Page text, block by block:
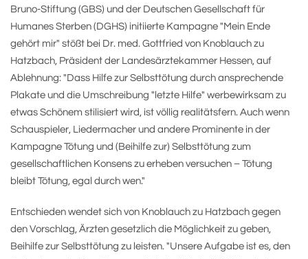
Bruno-Stiftung (GBS) und der Deutschen Gesellschaft für
Humanes Sterben (DGHS) initiierte Kampagne "Mein Ende
gehört mir" stößt bei Dr. med. Gottfried von Knoblauch zu
Hatzbach, Präsident der Landesärztekammer Hessen, auf
Ablehnung: "Dass Hilfe zur Selbsttötung durch ansprechende
Plakate und die Umschreibung "letzte Hilfe" werbewirksam zu
etwas Schönem stilisiert wird, ist völlig realitätsfern. Auch wenn
Schauspieler, Liedermacher und andere Prominente in der
Kampagne Tötung und (Beihilfe zur) Selbsttötung zum
gesellschaftlichen Konsens zu erheben versuchen – Tötung
bleibt Tötung, egal durch wen."
Entschieden wendet sich von Knoblauch zu Hatzbach gegen
den Vorschlag, Ärzten gesetzlich die Möglichkeit zu geben,
Beihilfe zur Selbsttötung zu leisten. "Unsere Aufgabe ist es, den